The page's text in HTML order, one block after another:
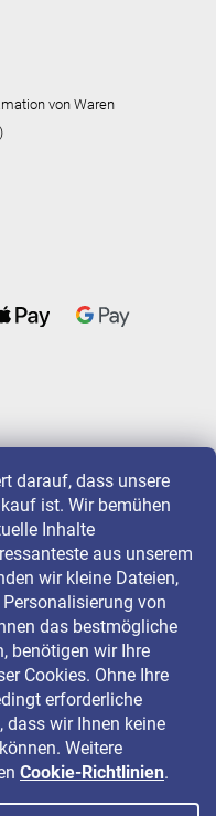
darauf, dass unsere
ist. Wir bemühen
Inhalte
aus unserem
wir kleine Dateien,
von
das bestmögliche
benötigen wir Ihre
Cookies. Ohne Ihre
erforderliche
dass wir Ihnen keine
Weitere
Cookie-Richtlinien.
von Waren
folgen Sie uns auf: